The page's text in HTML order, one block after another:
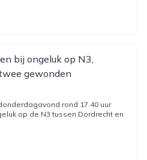
bij ongeluk op N3,
gewonden
rond 17.40 uur
op de N3 tussen Dordrecht en